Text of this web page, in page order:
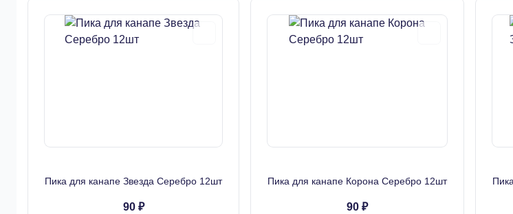
Пика для канапе Звезда Серебро 12шт
90 ₽
Пика для канапе Корона Серебро 12шт
90 ₽